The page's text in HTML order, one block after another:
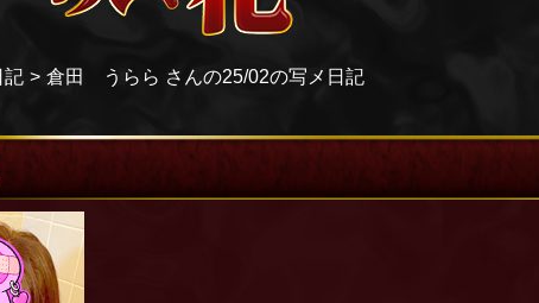
記 倉田 うらら さんの25/02の写メ日記